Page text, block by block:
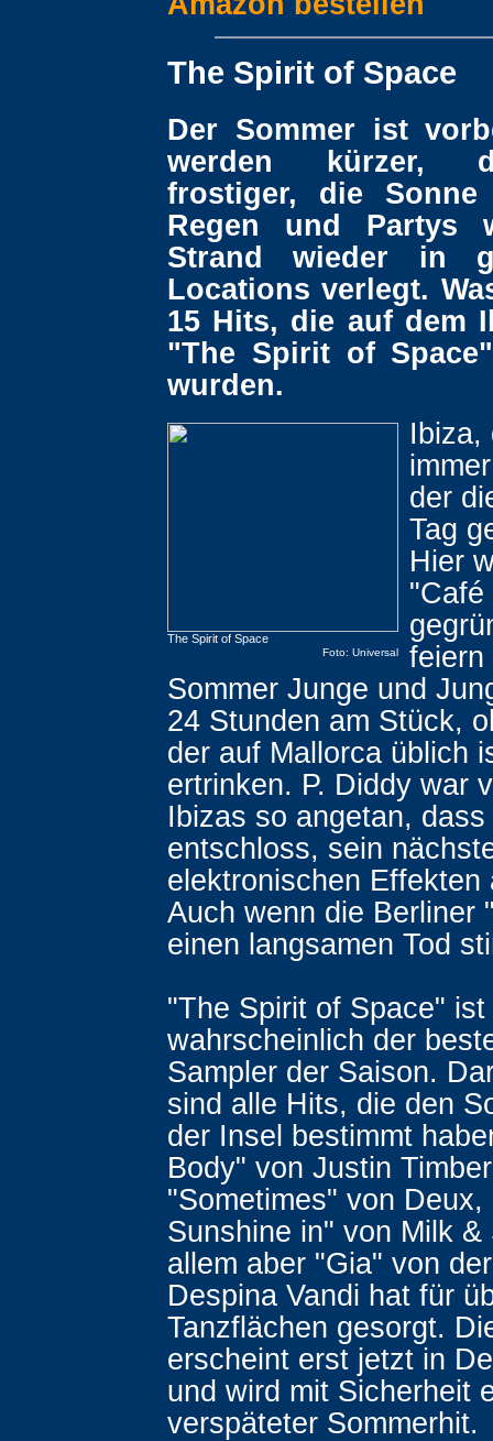
The Spirit of Space
Der Sommer ist
werden kürzer,
frostiger, die Sonne
Regen und Partys
Strand wieder in
Locations verlegt.
15 Hits, die auf dem
"The Spirit of
wurden.
The Spirit of Space
Foto: Universal
Ibiza,
der
Tag
Hier
"Café
feiern
Sommer Junge und
24 Stunden am Stück,
der auf Mallorca üblich
ertrinken. P. Diddy war
Ibizas so angetan,
entschloss, sein
elektronischen Effekten
Auch wenn die Berliner
einen langsamen Tod
"The Spirit of Space" ist
wahrscheinlich der
Sampler der Saison.
sind alle Hits, die den
der Insel bestimmt
Body" von Justin
"Sometimes" von Deux,
Sunshine in" von Milk &
allem aber "Gia" von
Despina Vandi hat für
Tanzflächen gesorgt.
erscheint erst jetzt in
und wird mit Sicherheit
verspäteter Sommerhit.